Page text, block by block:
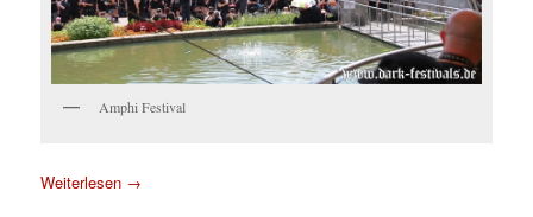
Amphi Festival
Weiterlesen →